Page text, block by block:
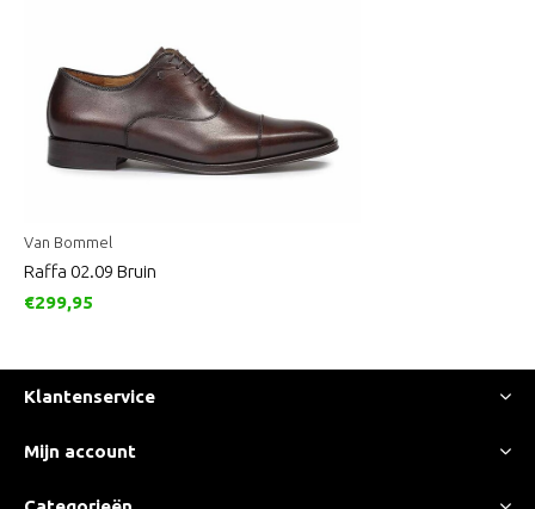
Van Bommel
Raffa 02.09 Bruin
€299,95
Klantenservice
Mijn account